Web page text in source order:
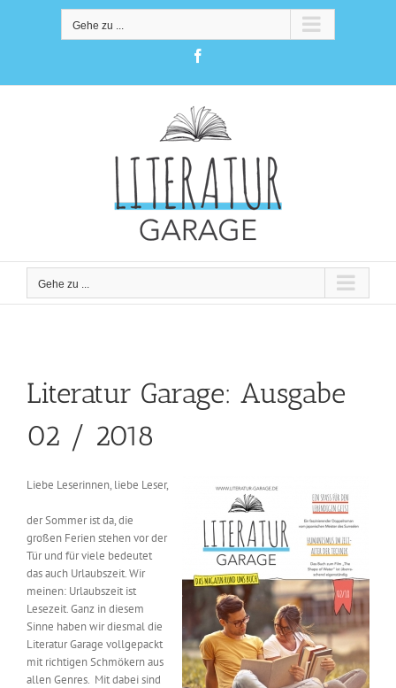
Gehe zu ...
Gehe zu ...
Literatur Garage: Ausgabe
02 / 2018
Liebe Leserinnen, liebe Leser,
der Sommer ist da, die
großen Ferien stehen vor der
Tür und für viele bedeutet
das auch Urlaubszeit. Wir
meinen: Urlaubszeit ist
Lesezeit. Ganz in diesem
Sinne haben wir diesmal die
Literatur Garage vollgepackt
mit richtigen Schmökern aus
allen Genres. Mit dabei sind